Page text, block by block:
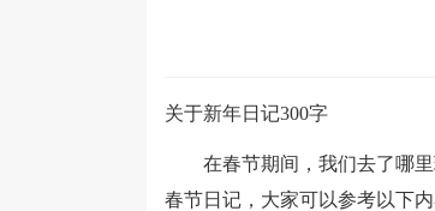
关于新年日记300字
在春节期间，我们去了哪里
春节日记，大家可以参考以下内